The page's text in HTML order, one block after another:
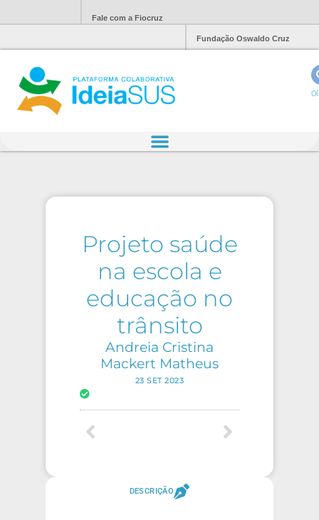
Fale com a Fiocruz
Fundação Oswaldo Cruz
Projeto saúde
na escola e
educação no
trânsito
Andreia Cristina
Mackert Matheus
23 SET 2023
DESCRIÇÃO